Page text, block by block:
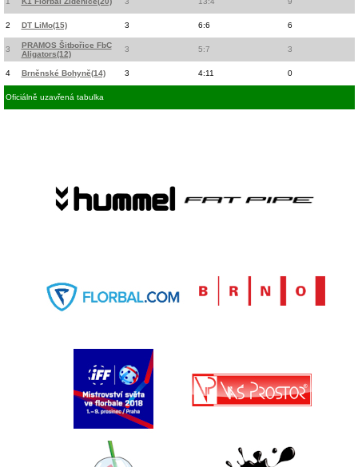
2 DT LiMo(15) 3 6:6 6
3
PRAMOS Šitbořice FbC
Aligators(12)
3 5:7 3
4 Brněnské Bohyně(14) 3 4:11 0
Oficiálně uzavřená tabulka